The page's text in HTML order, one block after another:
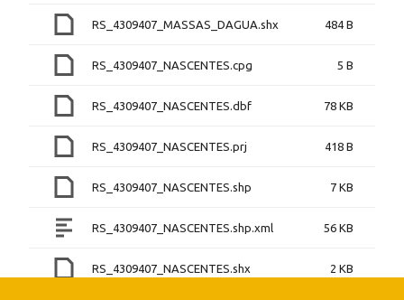
RS_4309407_MASSAS_DAGUA.shx 484 B
RS_4309407_NASCENTES.cpg 5 B
RS_4309407_NASCENTES.dbf 78 KB
RS_4309407_NASCENTES.prj 418 B
RS_4309407_NASCENTES.shp 7 KB
RS_4309407_NASCENTES.shp.xml 56 KB
RS_4309407_NASCENTES.shx 2 KB